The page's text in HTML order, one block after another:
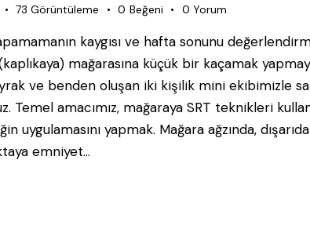
73 Görüntüleme 0 Beğeni 0 Yorum
kaygısı ve hafta sonunu
mağarasına küçük bir kaçamak
ve benden oluşan iki kişilik mini ekibimizle
Temel amacımız, mağaraya SRT teknikleri
uygulamasını yapmak. Mağara ağzında,
emniyet…